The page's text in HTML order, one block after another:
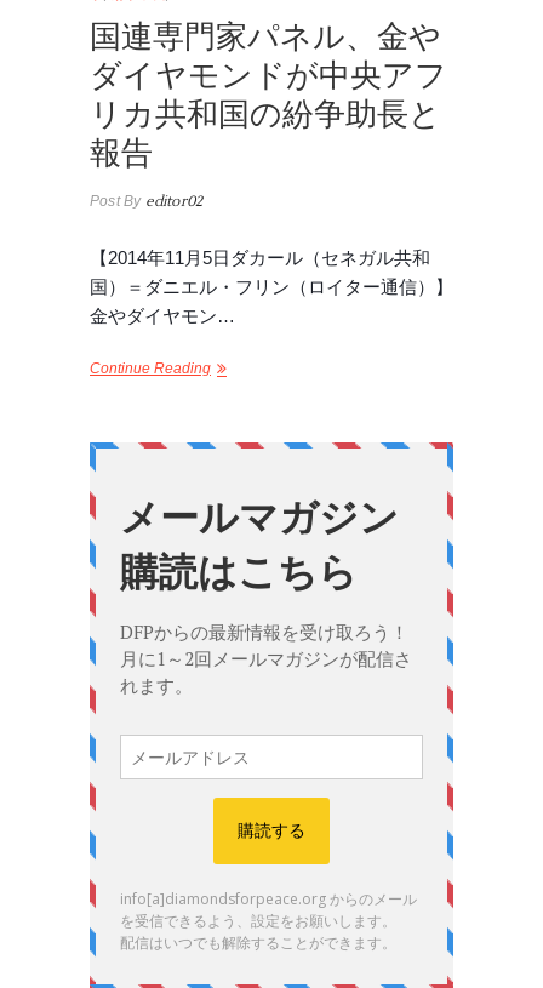
国連専門家パネル、金や
ダイヤモンドが中央アフ
リカ共和国の紛争助長と
報告
Post Byeditor02
【2014年11月5日ダカール（セネガル共和
国）＝ダニエル・フリン（ロイター通信）】
金やダイヤモン…
Continue Reading